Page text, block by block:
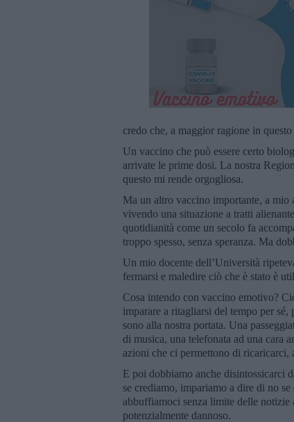
credo che, a maggior ragione in
Un vaccino che può essere certo
arrivate le prime dosi. La nostra
questo mi rende orgogliosa.
Ma un altro vaccino importante, a mio
vivendo una situazione a tratti
quotidianità come un secolo fa
troppo spesso, senza speranza. Ma
Un mio docente dell’Università
fermarsi e maledire ciò che è stato è
Cosa intendo con vaccino emotivo?
imparare a ritagliarsi del tempo per
sono alla nostra portata. Una
di musica, una telefonata ad una cara
azioni che ci permettono di ricaricarci,
E poi dobbiamo anche disintossicarci
se crediamo, impariamo a dire di no
abbuffiamoci senza limite delle notizie
potenzialmente dannoso.